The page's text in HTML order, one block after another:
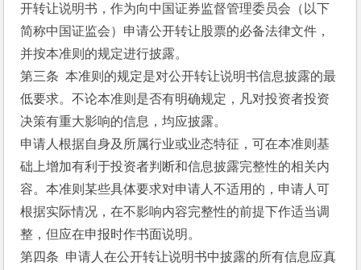
开转让说明书，作为向中国证券监督管理委员会（以下
简称中国证监会）申请公开转让股票的必备法律文件，
并按本准则的规定进行披露。
第三条  本准则的规定是对公开转让说明书信息披露的最
低要求。不论本准则是否有明确规定，凡对投资者投资
决策有重大影响的信息，均应披露。
申请人根据自身及所属行业或业态特征，可在本准则基
础上增加有利于投资者判断和信息披露完整性的相关内
容。本准则某些具体要求对申请人不适用的，申请人可
根据实际情况，在不影响内容完整性的前提下作适当调
整，但应在申报时作书面说明。
第四条  申请人在公开转让说明书中披露的所有信息应真